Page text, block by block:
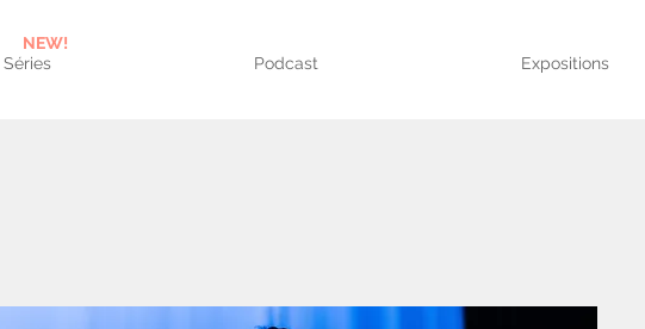
Séries Podcast Expositions
NEW!